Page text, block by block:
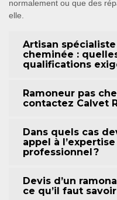
normalement ou que des
elle.
Artisan
cheminée :
qualifications
Ramoneur pas
contactez Calvet
Dans quels cas
appel à
professionnel ?
Devis d’un
ce qu’il faut savoir